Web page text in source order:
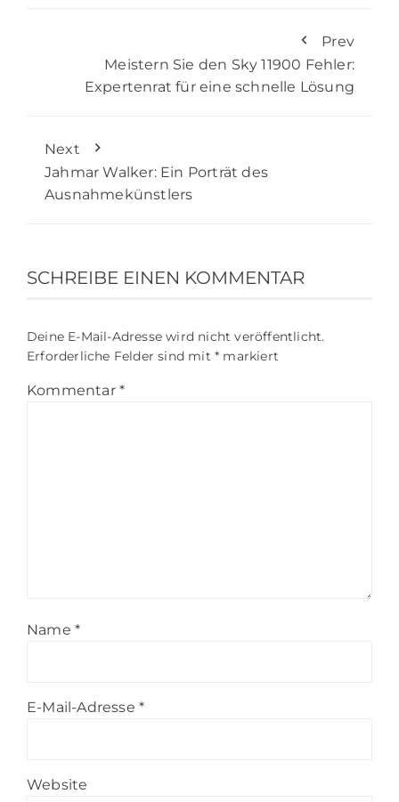
Prev
Meistern Sie den Sky 11900 Fehler:
Expertenrat für eine schnelle Lösung
Next
Jahmar Walker: Ein Porträt des
Ausnahmekünstlers
SCHREIBE EINEN KOMMENTAR
Deine E-Mail-Adresse wird nicht veröffentlicht.
Erforderliche Felder sind mit * markiert
Kommentar *
Name *
E-Mail-Adresse *
Website